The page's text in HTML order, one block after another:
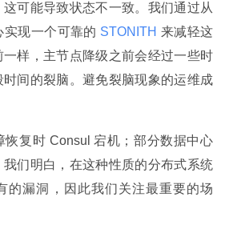
这可能导致状态不一致。我们通过从
现一个可靠的 STONITH 来减轻这
样，主节点降级之前会经过一些时
间的裂脑。避免裂脑现象的运维成
恢复时 Consul 宕机；部分数据中心
我们明白，在这种性质的分布式系统
的漏洞，因此我们关注最重要的场